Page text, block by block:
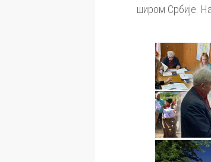
широм Србије.